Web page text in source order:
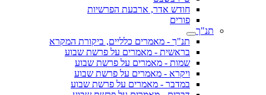
חודש אדר, ארבעת הפרשיות
פורים
תנ"ך
תנ"ך - מאמרים כלליים, ביקורת המקרא
בראשית - מאמרים על פרשת שבוע
שמות - מאמרים על פרשת שבוע
ויקרא - מאמרים על פרשת שבוע
במדבר - מאמרים על פרשת שבוע